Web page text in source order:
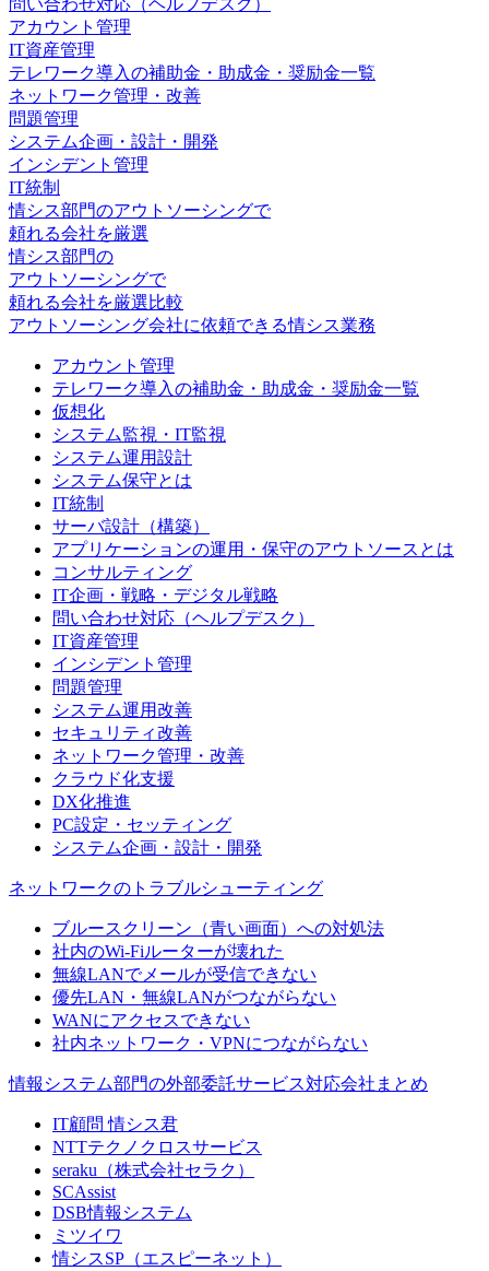
アカウント管理
IT資産管理
テレワーク導入の補助金・助成金・奨励金一覧
ネットワーク管理・改善
問題管理
システム企画・設計・開発
インシデント管理
IT統制
情シス部門のアウトソーシングで
頼れる会社を厳選
情シス部門の
アウトソーシングで
頼れる会社を厳選比較
アウトソーシング会社に依頼できる情シス業務
アカウント管理
テレワーク導入の補助金・助成金・奨励金一覧
仮想化
システム監視・IT監視
システム運用設計
システム保守とは
IT統制
サーバ設計（構築）
アプリケーションの運用・保守のアウトソースとは
コンサルティング
IT企画・戦略・デジタル戦略
問い合わせ対応（ヘルプデスク）
IT資産管理
インシデント管理
問題管理
システム運用改善
セキュリティ改善
ネットワーク管理・改善
クラウド化支援
DX化推進
PC設定・セッティング
システム企画・設計・開発
ネットワークのトラブルシューティング
ブルースクリーン（青い画面）への対処法
社内のWi-Fiルーターが壊れた
無線LANでメールが受信できない
優先LAN・無線LANがつながらない
WANにアクセスできない
社内ネットワーク・VPNにつながらない
情報システム部門の外部委託サービス対応会社まとめ
IT顧問 情シス君
NTTテクノクロスサービス
seraku（株式会社セラク）
SCAssist
DSB情報システム
ミツイワ
情シスSP（エスピーネット）